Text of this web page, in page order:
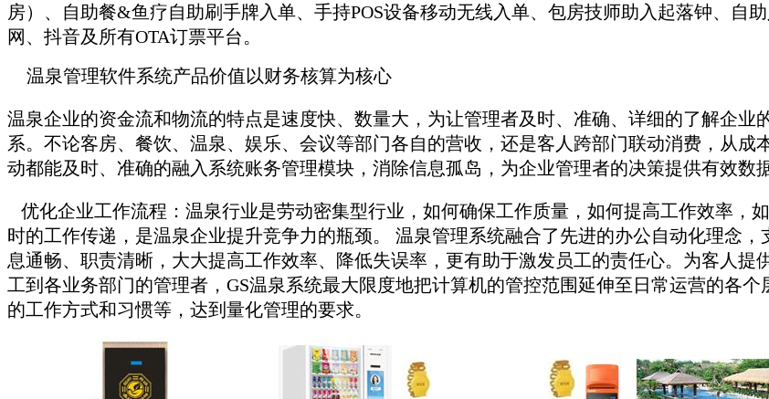
房）、自助餐&鱼疗自助刷手牌入单、手持POS设备移动无线入单、包房技师助入起落钟、自
网、抖音及所有OTA订票平台。
温泉管理软件系统产品价值以财务核算为核心
温泉企业的资金流和物流的特点是速度快、数量大，为让管理者及时、准确、详细的了解企
系。不论客房、餐饮、温泉、娱乐、会议等部门各自的营收，还是客人跨部门联动消费，从
动都能及时、准确的融入系统账务管理模块，消除信息孤岛，为企业管理者的决策提供有效数
优化企业工作流程：温泉行业是劳动密集型行业，如何确保工作质量，如何提高工作效率，
时的工作传递，是温泉企业提升竞争力的瓶颈。 温泉管理系统融合了先进的办公自动化理念
息通畅、职责清晰，大大提高工作效率、降低失误率，更有助于激发员工的责任心。为客人
工到各业务部门的管理者，GS温泉系统最大限度地把计算机的管控范围延伸至日常运营的各
的工作方式和习惯等，达到量化管理的要求。